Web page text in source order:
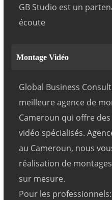
GB Studio est un
écoute
Montage Vidéo
Global Business
meilleure agence de
Cameroun qui offre
vidéo spécialisés.
au Cameroun, nous
réalisation de
sur mesure.
Pour les professionnels: